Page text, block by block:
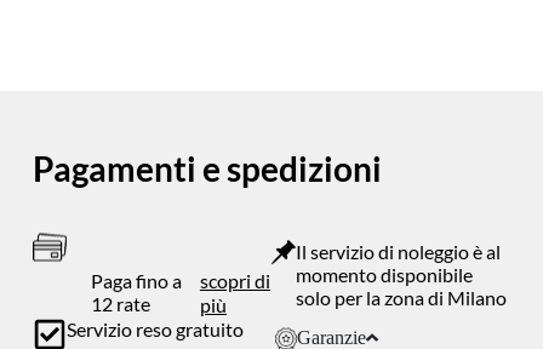
Pagamenti e spedizioni
Paga fino a
12 rate
scopri di
più
Servizio reso gratuito
Il servizio di noleggio è al
momento disponibile
solo per la zona di Milano
Garanzie